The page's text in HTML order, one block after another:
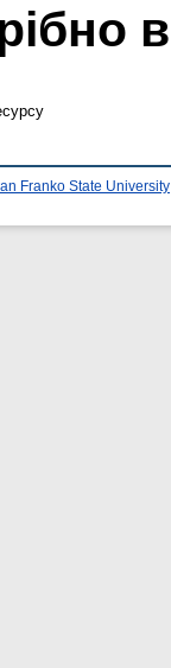
Franko State University